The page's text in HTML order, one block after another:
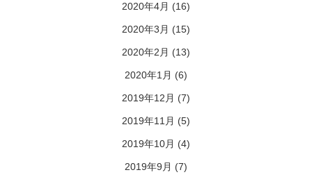
2020年4月 (16)
2020年3月 (15)
2020年2月 (13)
2020年1月 (6)
2019年12月 (7)
2019年11月 (5)
2019年10月 (4)
2019年9月 (7)